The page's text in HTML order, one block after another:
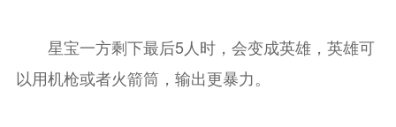
星宝一方剩下最后5人时，会变成英雄，英雄可
以用机枪或者火箭筒，输出更暴力。